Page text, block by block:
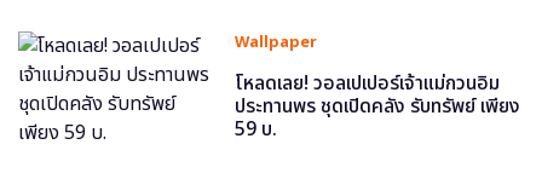
Wallpaper
โหลดเลย! วอลเปเปอร์เจ้าแม่กวนอิม
ประทานพร ชุดเปิดคลัง รับทรัพย์ เพียง
59 บ.